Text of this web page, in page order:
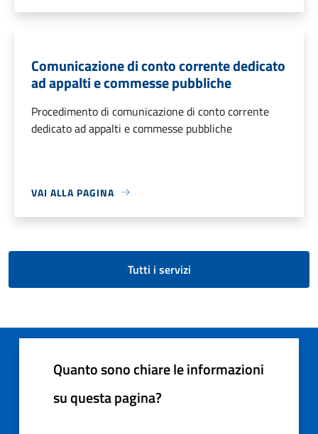
Comunicazione di conto corrente dedicato
ad appalti e commesse pubbliche
Procedimento di comunicazione di conto corrente
dedicato ad appalti e commesse pubbliche
VAI ALLA PAGINA
Tutti i servizi
Quanto sono chiare le informazioni
su questa pagina?